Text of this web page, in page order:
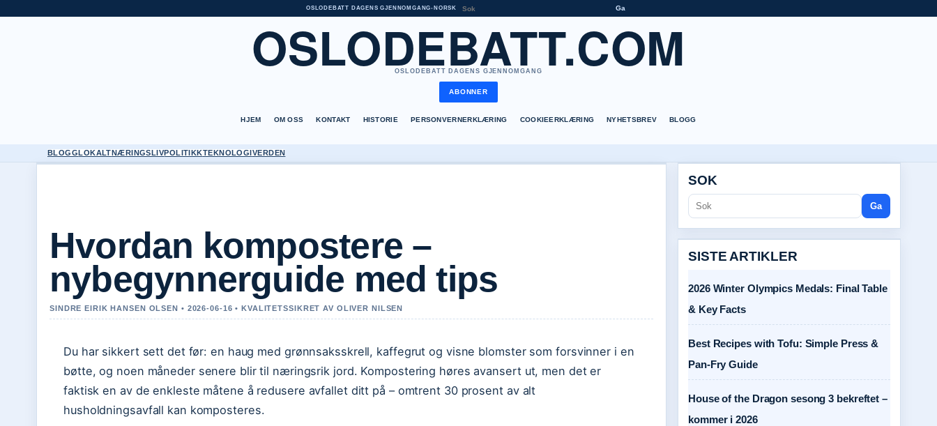
OSLODEBATT DAGENS GJENNOMGANG• NORSK Ga
OSLODEBATT.COM
OSLODEBATT DAGENS GJENNOMGANG
ABONNER
HJEM OM OSS KONTAKT HISTORIE PERSONVERNERKLÆRING COOKIEERKLÆRING NYHETSBREV BLOGG
BLOGGLOKALTNÆRINGSLIVPOLITIKKTEKNOLOGIVERDEN
Hvordan kompostere –
nybegynnerguide med tips
SINDRE EIRIK HANSEN OLSEN • 2026-06-16 • KVALITETSSIKRET AV OLIVER NILSEN
Du har sikkert sett det før: en haug med grønnsaksskrell, kaffegrut og visne blomster som forsvinner i en
bøtte, og noen måneder senere blir til næringsrik jord. Kompostering høres avansert ut, men det er
faktisk en av de enkleste måtene å redusere avfallet ditt på – omtrent 30 prosent av alt
husholdningsavfall kan komposteres.
SOK
Ga
SISTE ARTIKLER
2026 Winter Olympics Medals: Final Table
& Key Facts
Best Recipes with Tofu: Simple Press &
Pan-Fry Guide
House of the Dragon sesong 3 bekreftet –
kommer i 2026